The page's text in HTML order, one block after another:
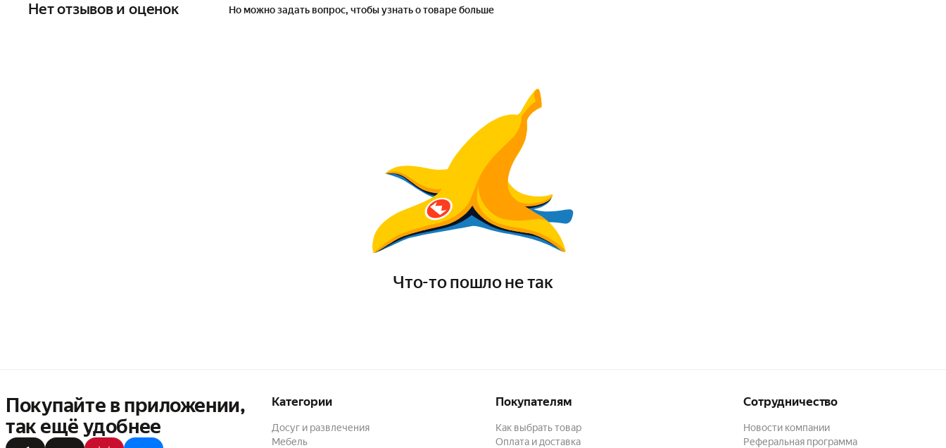
Нет отзывов и оценок Но можно задать вопрос, чтобы узнать о товаре больше
Что-то пошло не так
Покупайте в приложении,
так ещё удобнее
Категории
Досуг и развлечения
Мебель
Покупателям
Как выбрать товар
Оплата и доставка
Сотрудничество
Новости компании
Реферальная программа